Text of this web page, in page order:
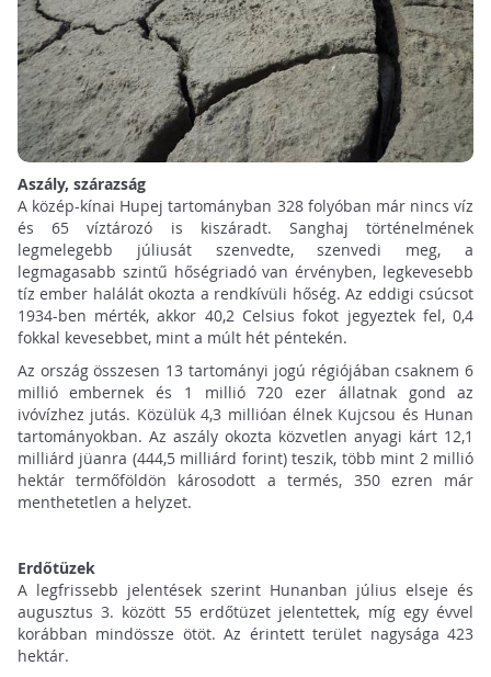
Aszály, szárazság
A közép-kínai Hupej tartományban 328 folyóban már nincs víz
és 65 víztározó is kiszáradt. Sanghaj történelmének
legmelegebb júliusát szenvedte, szenvedi meg, a
legmagasabb szintű hőségriadó van érvényben, legkevesebb
tíz ember halálát okozta a rendkívüli hőség. Az eddigi csúcsot
1934-ben mérték, akkor 40,2 Celsius fokot jegyeztek fel, 0,4
fokkal kevesebbet, mint a múlt hét péntekén.
Az ország összesen 13 tartományi jogú régiójában csaknem 6
millió embernek és 1 millió 720 ezer állatnak gond az
ivóvízhez jutás. Közülük 4,3 millióan élnek Kujcsou és Hunan
tartományokban. Az aszály okozta közvetlen anyagi kárt 12,1
milliárd jüanra (444,5 milliárd forint) teszik, több mint 2 millió
hektár termőföldön károsodott a termés, 350 ezren már
menthetetlen a helyzet.
Erdőtüzek
A legfrissebb jelentések szerint Hunanban július elseje és
augusztus 3. között 55 erdőtüzet jelentettek, míg egy évvel
korábban mindössze ötöt. Az érintett terület nagysága 423
hektár.